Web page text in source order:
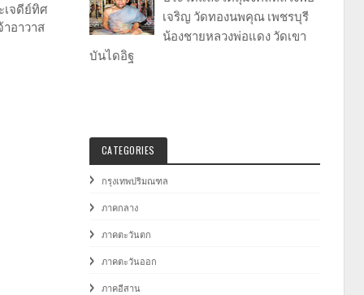
จดีย์ทิศ
อาวาส
เจริญ วัดทองนพคุณ เพชรบุรี
น้องชายหลวงพ่อแดง วัดเขา
บันไดอิฐ
CATEGORIES
กรุงเทพปริมณฑล
ภาคกลาง
ภาคตะวันตก
ภาคตะวันออก
ภาคอีสาน